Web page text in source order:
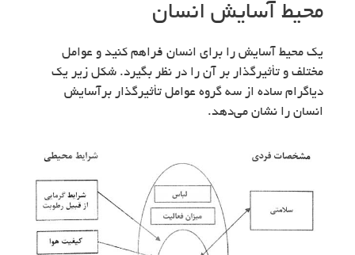
محیط آسایش انسان
یک محیط آسایش را برای انسان فراهم کنید و عوامل
مختلف و تأثیرگذار بر آن را در نظر بگیرد. شکل زیر یک
دیاگرام ساده از سه گروه عوامل تأثیرگذار برآسایش
انسان را نشان می‌دهد.